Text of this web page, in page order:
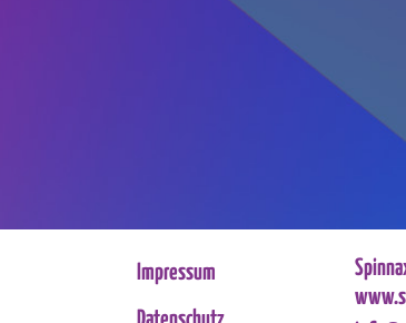
Impressum